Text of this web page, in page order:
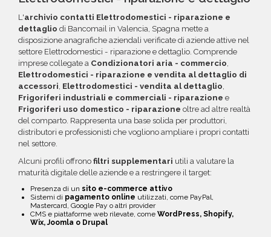
errati.
maggiori informazioni su come sfruttare
questa opzione.
L'archivio contatti Elettrodomestici - riparazione e
dettaglio di Bancomail in Valencia, Spagna mette a
disposizione anagrafiche aziendali verificate di aziende attive nel
settore Elettrodomestici - riparazione e dettaglio. Comprende
imprese collegate a Condizionatori aria - commercio,
Elettrodomestici - riparazione e vendita al dettaglio di
accessori, Elettrodomestici - vendita al dettaglio,
Frigoriferi industriali e commerciali - riparazione e
Frigoriferi uso domestico - riparazione oltre ad altre realtà
del comparto. Rappresenta una base solida per produttori,
distributori e professionisti che vogliono ampliare i propri contatti
nel settore.
Alcuni profili offrono filtri supplementari utili a valutare la
maturità digitale delle aziende e a restringere il target:
Presenza di un sito e-commerce attivo
Sistemi di pagamento online utilizzati, come PayPal,
Mastercard, Google Pay o altri provider
CMS e piattaforme web rilevate, come WordPress, Shopify,
Wix, Joomla o Drupal